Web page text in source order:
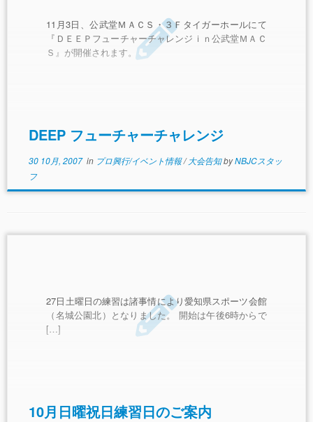
11月3日、公武堂ＭＡＣＳ・３Ｆタイガーホールにて
『ＤＥＥＰフューチャーチャレンジｉｎ公武堂ＭＡＣ
Ｓ』が開催されます。
DEEP フューチャーチャレンジ
30 10月, 2007in プロ興行/イベント情報/大会告知byNBJCスタッ
フ
27日土曜日の練習は諸事情により愛知県スポーツ会館
（名城公園北）となりました。 開始は午後6時からで
[…]
10月日曜祝日練習日のご案内